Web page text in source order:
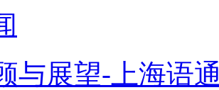
与展望-上海语